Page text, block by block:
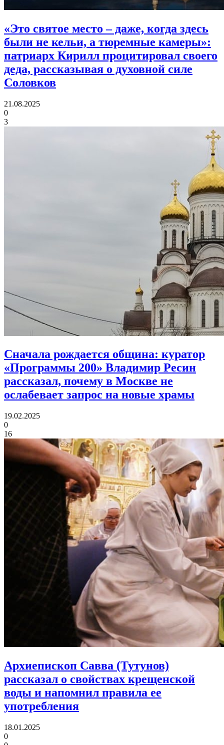
«Это святое место – даже, когда здесь
были не кельи, а тюремные камеры»:
патриарх Кирилл процитировал своего
деда, рассказывая о духовной силе
Соловков
21.08.2025
0
3
Сначала рождается община: куратор
«Программы 200» Владимир Ресин
рассказал, почему в Москве не
ослабевает запрос на новые храмы
19.02.2025
0
16
Архиепископ Савва (Тутунов)
рассказал о свойствах крещенской
воды и напомнил правила ее
употребления
18.01.2025
0